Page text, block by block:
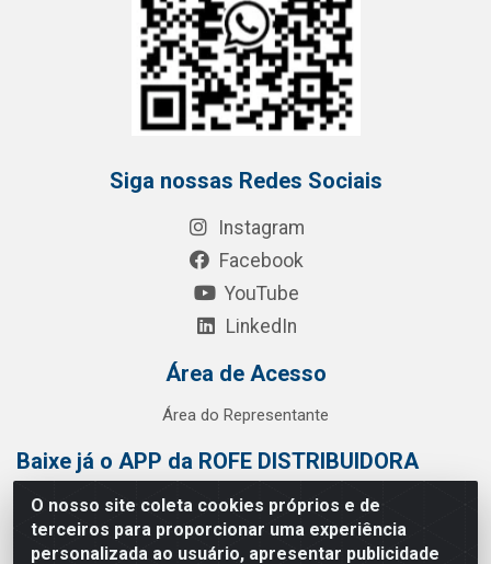
O nosso site coleta cookies próprios e de
terceiros para proporcionar uma experiência
personalizada ao usuário, apresentar publicidade
Siga nossas Redes Sociais
Instagram
Facebook
YouTube
LinkedIn
Área de Acesso
Área do Representante
Baixe já o APP da ROFE DISTRIBUIDORA